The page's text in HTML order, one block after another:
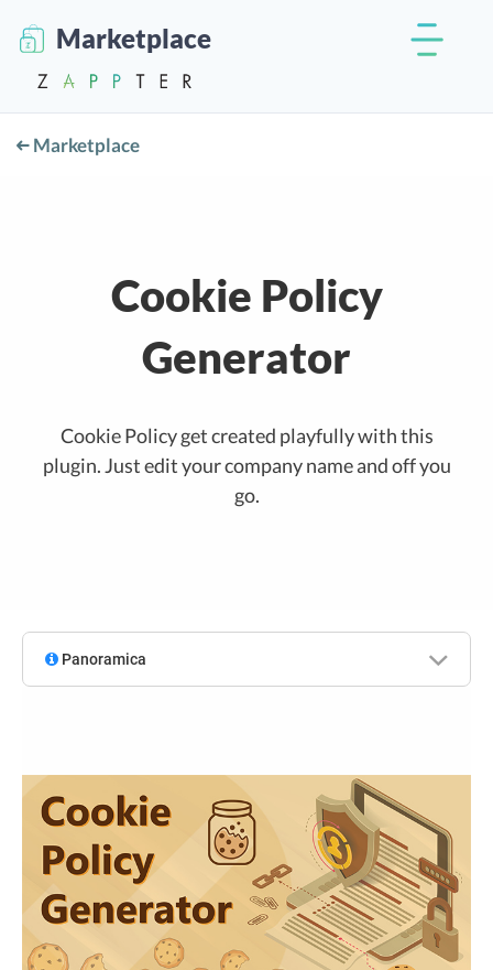
Marketplace
Marketplace
Cookie Policy
Generator
Cookie Policy get created playfully with this
plugin. Just edit your company name and off you
go.
Panoramica